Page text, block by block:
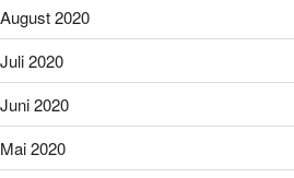
August 2020
Juli 2020
Juni 2020
Mai 2020